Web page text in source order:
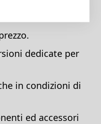
ad
dedicate per
in condizioni di
ed accessori